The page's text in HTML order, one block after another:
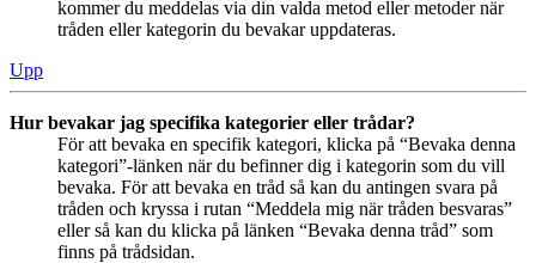
kommer du meddelas via din valda metod eller metoder när
tråden eller kategorin du bevakar uppdateras.
Upp
Hur bevakar jag specifika kategorier eller trådar?
För att bevaka en specifik kategori, klicka på “Bevaka denna
kategori”-länken när du befinner dig i kategorin som du vill
bevaka. För att bevaka en tråd så kan du antingen svara på
tråden och kryssa i rutan “Meddela mig när tråden besvaras”
eller så kan du klicka på länken “Bevaka denna tråd” som
finns på trådsidan.